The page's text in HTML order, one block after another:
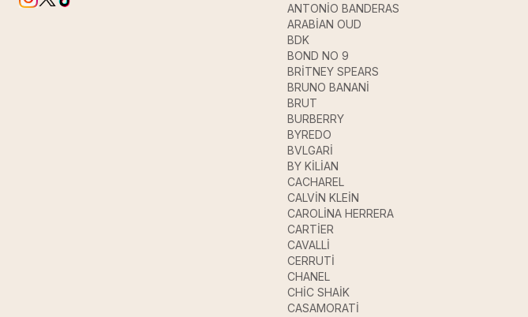
ANTONİO BANDERAS
ARABİAN OUD
BDK
BOND NO 9
BRİTNEY SPEARS
BRUNO BANANİ
BRUT
BURBERRY
BYREDO
BVLGARİ
BY KİLİAN
CACHAREL
CALVİN KLEİN
CAROLİNA HERRERA
CARTİER
CAVALLİ
CERRUTİ
CHANEL
CHİC SHAİK
CASAMORATİ